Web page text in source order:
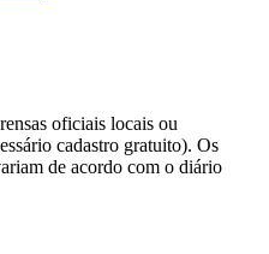
oficiais locais ou
cadastro gratuito). Os
de acordo com o diário